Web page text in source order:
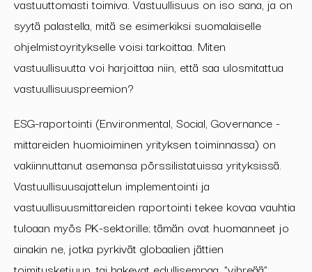
vastuuttomasti toimiva. Vastuullisuus on iso sana, ja on
syytä palastella, mitä se esimerkiksi suomalaiselle
ohjelmistoyritykselle voisi tarkoittaa. Miten
vastuullisuutta voi harjoittaa niin, että saa ulosmitattua
vastuullisuuspreemion?
ESG-raportointi (Environmental, Social, Governance -
mittareiden huomioiminen yrityksen toiminnassa) on
vakiinnuttanut asemansa pörssilistatuissa yrityksissä.
Vastuullisuusajattelun implementointi ja
vastuullisuusmittareiden raportointi tekee kovaa vauhtia
tuloaan myös PK-sektorille; tämän ovat huomanneet jo
ainakin ne, jotka pyrkivät globaalien jättien